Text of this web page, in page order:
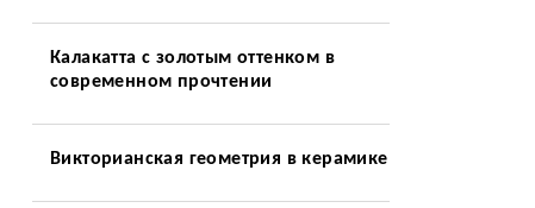
Калакатта с золотым оттенком в
современном прочтении
Викторианская геометрия в керамике